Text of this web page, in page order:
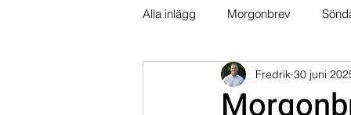
Alla inlägg Morgonbrev
Allmän info Fundamental
Fredrik 30 juni